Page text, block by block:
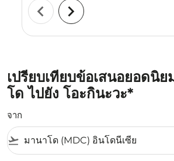
chevron_left chevron_right
เปรียบเทียบข้อเสนอยอดนิ
โด ไปยัง โอะกินะวะ*
จาก
flight_takeoff